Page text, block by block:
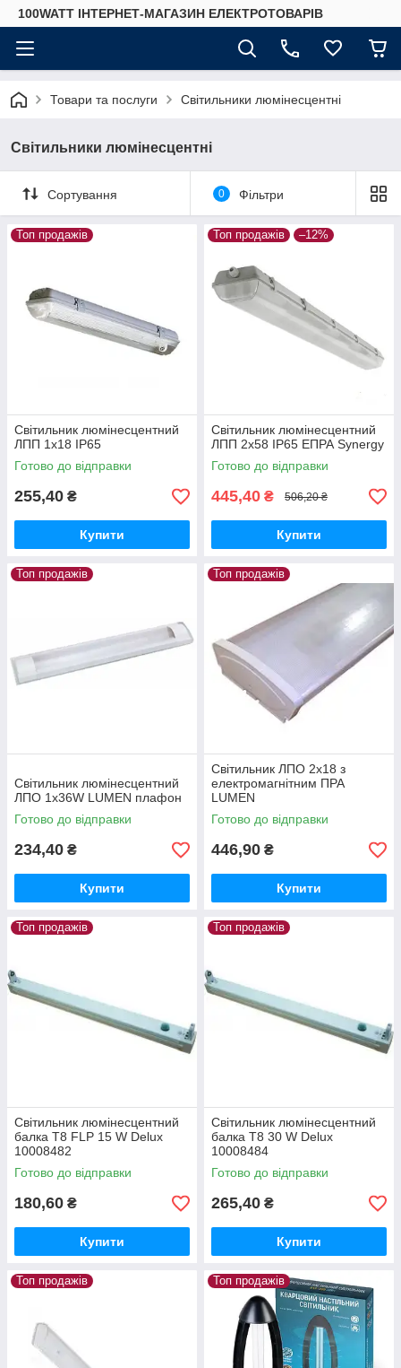
100WATT ІНТЕРНЕТ-МАГАЗИН ЕЛЕКТРОТОВАРІВ
Товари та послуги Світильники люмінесцентні
Світильники люмінесцентні
Сортування 0 Фільтри
Топ продажів
Світильник люмінесцентний
ЛПП 1х18 IP65
Готово до відправки
255,40 ₴
Купити
Топ продажів –12%
Світильник люмінесцентний
ЛПП 2х58 IP65 ЕПРА Synergy
Готово до відправки
445,40 ₴ 506,20 ₴
Купити
Топ продажів
Світильник люмінесцентний
ЛПО 1х36W LUMEN плафон
Готово до відправки
234,40 ₴
Купити
Топ продажів
Світильник ЛПО 2х18 з
електромагнітним ПРА
LUMEN
Готово до відправки
446,90 ₴
Купити
Топ продажів
Світильник люмінесцентний
балка T8 FLP 15 W Delux
10008482
Готово до відправки
180,60 ₴
Купити
Топ продажів
Світильник люмінесцентний
балка T8 30 W Delux
10008484
Готово до відправки
265,40 ₴
Купити
Топ продажів Топ продажів